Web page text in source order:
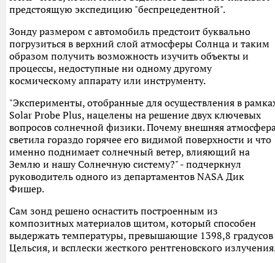
предстоящую экспедицию "беспрецедентной".
Зонду размером с автомобиль предстоит буквально
погрузиться в верхний слой атмосферы Солнца и таким
образом получить возможность изучить объекты и
процессы, недоступные ни одному другому
космическому аппарату или инструменту.
"Эксперименты, отобранные для осуществления в
Solar Probe Plus, нацелены на решение двух ключевых
вопросов солнечной физики. Почему внешняя
светила гораздо горячее его видимой поверхности и что
именно поднимает солнечный ветер, влияющий на
Землю и нашу Солнечную систему?" - подчеркнул
руководитель одного из департаментов NASA Дик
Фишер.
Сам зонд решено оснастить построенным из
композитных материалов щитом, который способен
выдержать температуры, превышающие 1398,8 градусов
Цельсия, и всплески жесткого рентгеновского